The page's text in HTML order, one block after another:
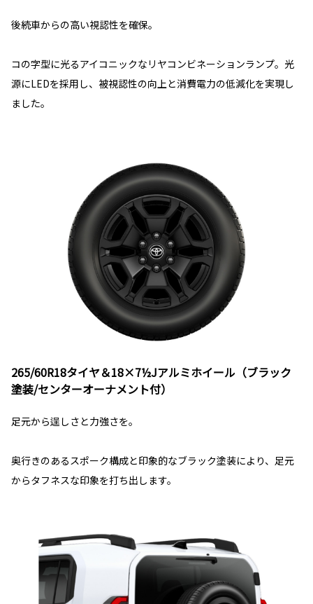
後続車からの高い視認性を確保。
コの字型に光るアイコニックなリヤコンビネーションランプ。光
源にLEDを採用し、被視認性の向上と消費電力の低減化を実現し
ました。
265/60R18タイヤ＆18×7½Jアルミホイール（ブラック
塗装/センターオーナメント付）
足元から逞しさと力強さを。
奥行きのあるスポーク構成と印象的なブラック塗装により、足元
からタフネスな印象を打ち出します。